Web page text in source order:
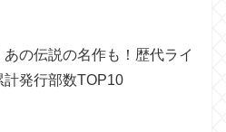
あの伝説の名作も！歴代ライ
計発行部数TOP10